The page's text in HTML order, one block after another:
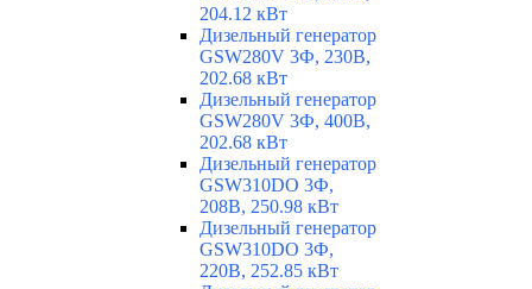
204.12 кВт
Дизельный генератор
GSW280V 3Ф, 230В,
202.68 кВт
Дизельный генератор
GSW280V 3Ф, 400В,
202.68 кВт
Дизельный генератор
GSW310DO 3Ф,
208В, 250.98 кВт
Дизельный генератор
GSW310DO 3Ф,
220В, 252.85 кВт